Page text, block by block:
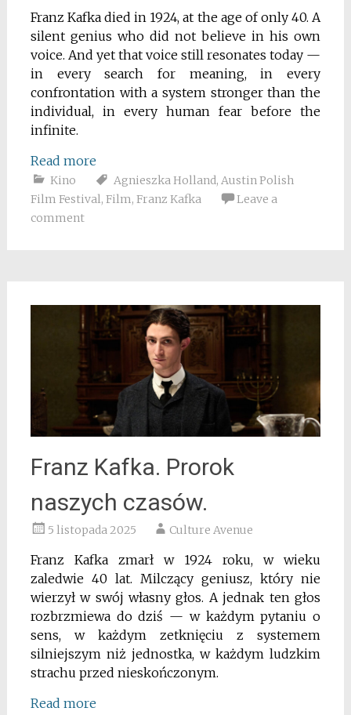
Franz Kafka died in 1924, at the age of only 40. A
silent genius who did not believe in his own
voice. And yet that voice still resonates today —
in every search for meaning, in every
confrontation with a system stronger than the
individual, in every human fear before the
infinite.
Read more
Kino Agnieszka Holland, Austin Polish
Film Festival, Film, Franz Kafka
Leave a
comment
Franz Kafka. Prorok
naszych czasów.
5 listopada 2025 Culture Avenue
Franz Kafka zmarł w 1924 roku, w wieku
zaledwie 40 lat. Milczący geniusz, który nie
wierzył w swój własny głos. A jednak ten głos
rozbrzmiewa do dziś — w każdym pytaniu o
sens, w każdym zetknięciu z systemem
silniejszym niż jednostka, w każdym ludzkim
strachu przed nieskończonym.
Read more